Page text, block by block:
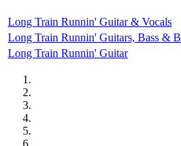
Long Train Runnin' Guitar & Vocals
Long Train Runnin' Guitars, Bass &
Long Train Runnin' Guitar